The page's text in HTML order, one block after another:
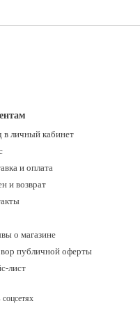
в личный кабинет
и оплата
и возврат
о магазине
публичной оферты
лист